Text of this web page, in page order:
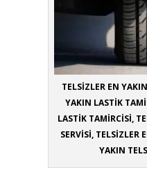
TELSİZLER EN
YAKIN LASTİK
LASTİK TAMİRCİSİ,
SERVİSİ, TELSİZLER
YAKIN